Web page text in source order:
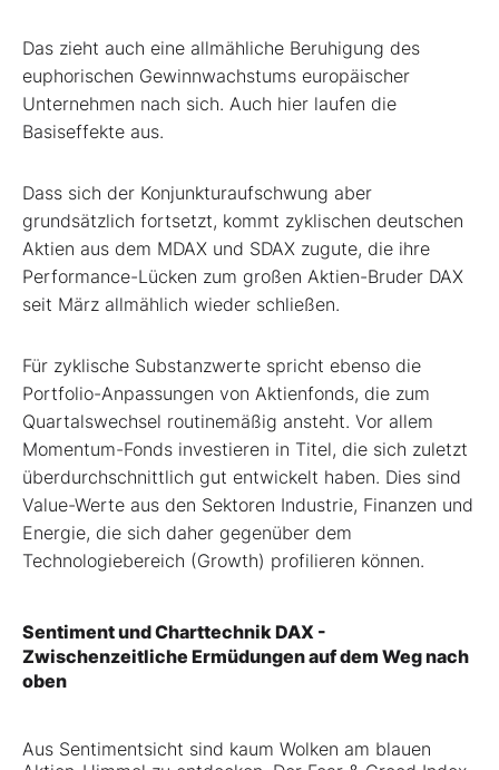
Das zieht auch eine allmähliche Beruhigung des
euphorischen Gewinnwachstums europäischer
Unternehmen nach sich. Auch hier laufen die
Basiseffekte aus.
Dass sich der Konjunkturaufschwung aber
grundsätzlich fortsetzt, kommt zyklischen deutschen
Aktien aus dem MDAX und SDAX zugute, die ihre
Performance-Lücken zum großen Aktien-Bruder DAX
seit März allmählich wieder schließen.
Für zyklische Substanzwerte spricht ebenso die
Portfolio-Anpassungen von Aktienfonds, die zum
Quartalswechsel routinemäßig ansteht. Vor allem
Momentum-Fonds investieren in Titel, die sich zuletzt
überdurchschnittlich gut entwickelt haben. Dies sind
Value-Werte aus den Sektoren Industrie, Finanzen und
Energie, die sich daher gegenüber dem
Technologiebereich (Growth) profilieren können.
Sentiment und Charttechnik DAX -
Zwischenzeitliche Ermüdungen auf dem Weg nach
oben
Aus Sentimentsicht sind kaum Wolken am blauen